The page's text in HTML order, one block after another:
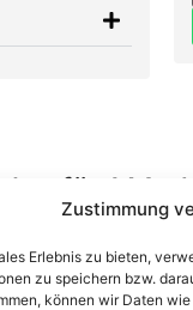
Zustimmung
Erlebnis zu bieten,
zu speichern bzw.
können wir Daten
für 1
wird sofort
versorgt werden.